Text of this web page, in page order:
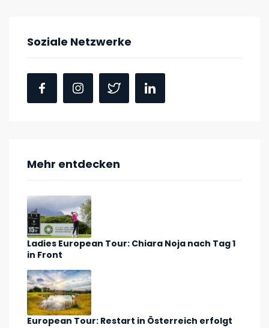
Soziale Netzwerke
Mehr entdecken
Ladies European Tour: Chiara Noja nach Tag 1
in Front
European Tour: Restart in Österreich erfolgt